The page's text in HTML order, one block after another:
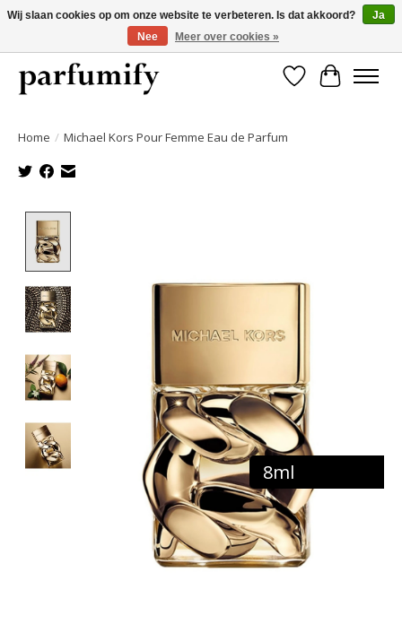
750+ Geuren | Gratis verzending | Maandelijks opzegbaar
Verlanglijst
Home / Michael Kors Pour Femme Eau de Parfum
8ml
Wij slaan cookies op om onze website te verbeteren. Is dat akkoord?
Ja
Nee
Meer over cookies »